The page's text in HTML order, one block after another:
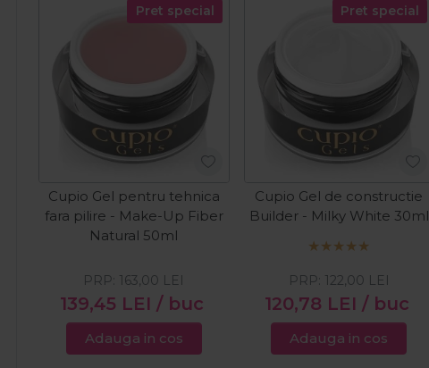
Pret special
Cupio Gel pentru tehnica
fara pilire - Make-Up Fiber
Natural 50ml
139,45 LEI / buc
PRP: 163,00 LEI
Adauga in cos
Pret special
Cupio Gel de constructie
Builder - Milky White 30ml
120,78 LEI / buc
PRP: 122,00 LEI
Adauga in cos